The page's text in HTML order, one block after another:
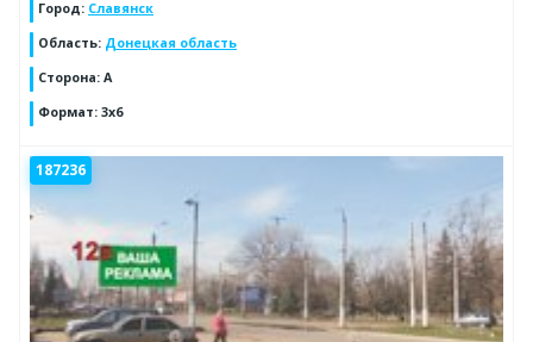
Город: Славянск
Область: Донецкая область
Сторона: А
Формат: 3х6
187236